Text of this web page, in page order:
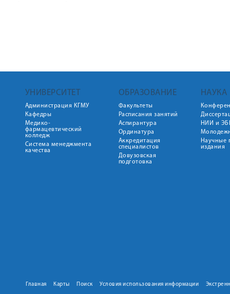
УНИВЕРСИТЕТ
Администрация КГМУ
Кафедры
Медико-
фармацевтический
колледж
Система менеджмента
качества
ОБРАЗОВАНИЕ
Факультеты
Расписания занятий
Аспирантура
Ординатура
Аккредитация
специалистов
Довузовская
подготовка
НАУКА
НИИ и
Научные
издания
Главная Карты Поиск Условия использования информации